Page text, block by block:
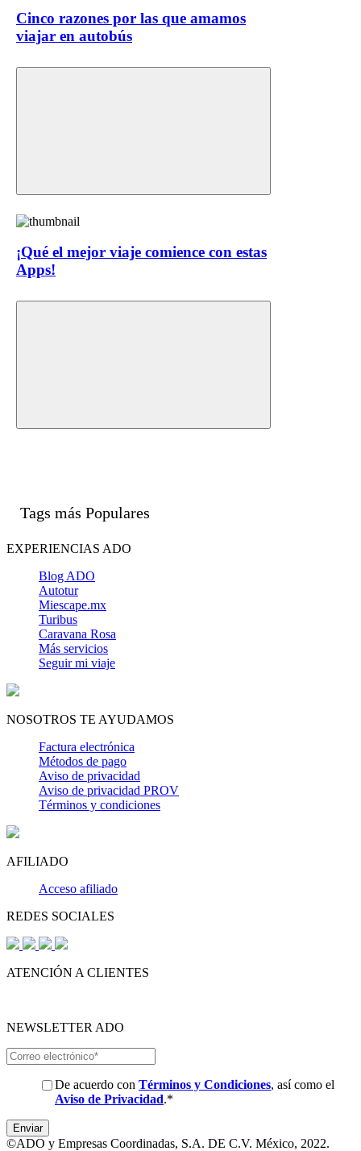
Cinco razones por las que amamos
viajar en autobús
¡Qué el mejor viaje comience con estas
Apps!
Tags más Populares
EXPERIENCIAS ADO
Blog ADO
Autotur
Miescape.mx
Turibus
Caravana Rosa
Más servicios
Seguir mi viaje
NOSOTROS TE AYUDAMOS
Factura electrónica
Métodos de pago
Aviso de privacidad
Aviso de privacidad PROV
Términos y condiciones
AFILIADO
Acceso afiliado
REDES SOCIALES
ATENCIÓN A CLIENTES
NEWSLETTER ADO
De acuerdo con Términos y Condiciones, así como el
Aviso de Privacidad.*
©ADO y Empresas Coordinadas, S.A. DE C.V. México, 2022.